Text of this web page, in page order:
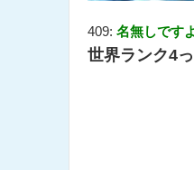
409: 名無しです
世界ランク4